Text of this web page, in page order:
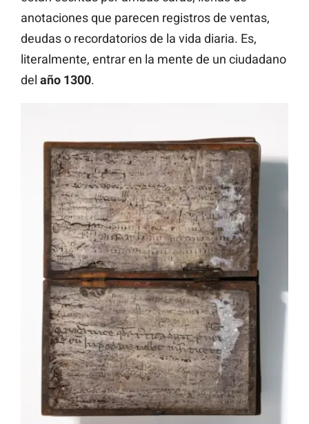
anotaciones que parecen registros de ventas,
deudas o recordatorios de la vida diaria. Es,
literalmente, entrar en la mente de un ciudadano
del año 1300.